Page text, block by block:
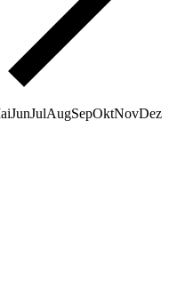
JunJulAugSepOktNovDez